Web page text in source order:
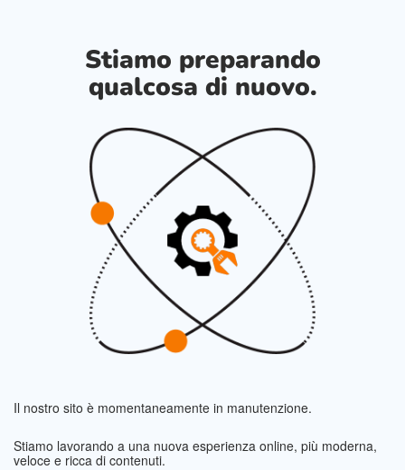
Stiamo preparando
qualcosa di nuovo.
Il nostro sito è momentaneamente in manutenzione.
Stiamo lavorando a una nuova esperienza online, più moderna,
veloce e ricca di contenuti.